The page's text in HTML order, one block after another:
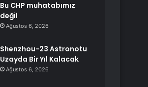
Bu CHP muhatabımız
değil
Ağustos 6, 2026
Shenzhou-23 Astronotu
Uzayda Bir Yıl Kalacak
Ağustos 6, 2026